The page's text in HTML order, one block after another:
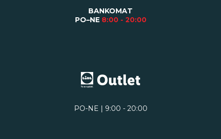
PO-NE | 9:00 - 20:00
BANKOMAT
PO–NE 8:00 - 20:00